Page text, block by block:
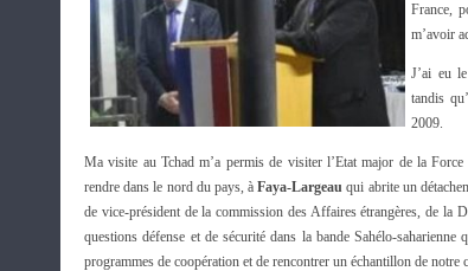
France,
m’avoir
J’ai eu
tandis
2009.
Ma visite au Tchad m’a permis de visiter l’Etat major de la
rendre dans le nord du pays, àFaya-Largeau qui abrite un
de vice-président de la commission des Affaires étrangères, de la
questions défense et de sécurité dans la bande Sahélo-
programmes de coopération et de rencontrer un échantillon de notre